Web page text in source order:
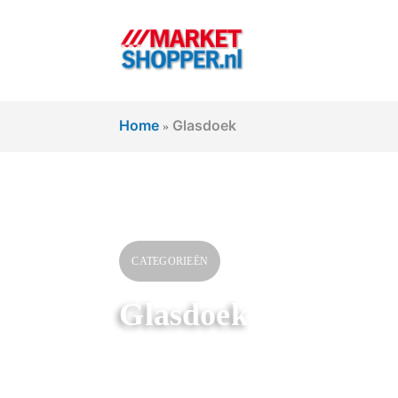
Home » Glasdoek
CATEGORIEËN
Glasdoek